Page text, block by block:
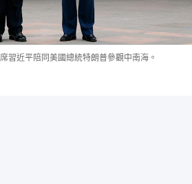
習近平陪同美國總統特朗普參觀中南海。